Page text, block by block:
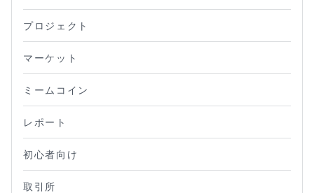
プロジェクト
マーケット
ミームコイン
レポート
初心者向け
取引所